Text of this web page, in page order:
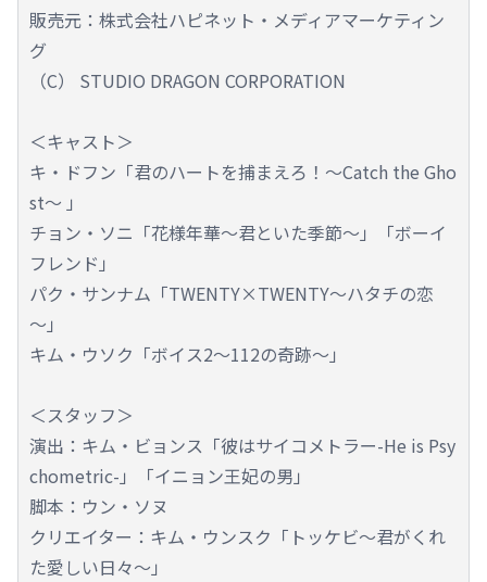
販売元：株式会社ハピネット・メディアマーケティン
グ
（C） STUDIO DRAGON CORPORATION
＜キャスト＞
キ・ドフン「君のハートを捕まえろ！～Catch the Gho
st～ 」
チョン・ソニ「花様年華～君といた季節～」「ボーイ
フレンド」
パク・サンナム「TWENTY×TWENTY～ハタチの恋
～」
キム・ウソク「ボイス2～112の奇跡～」
＜スタッフ＞
演出：キム・ビョンス「彼はサイコメトラー-He is Psy
chometric-」「イニョン王妃の男」
脚本：ウン・ソヌ
クリエイター：キム・ウンスク「トッケビ～君がくれ
た愛しい日々～」